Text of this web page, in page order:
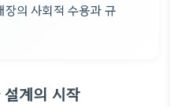
의 사회적 수용과 규
계의 시작